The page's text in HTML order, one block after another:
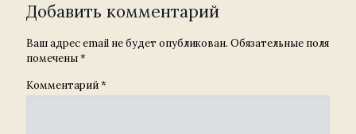
Добавить комментарий
Ваш адрес email не будет опубликован. Обязательные поля
помечены*
Комментарий*